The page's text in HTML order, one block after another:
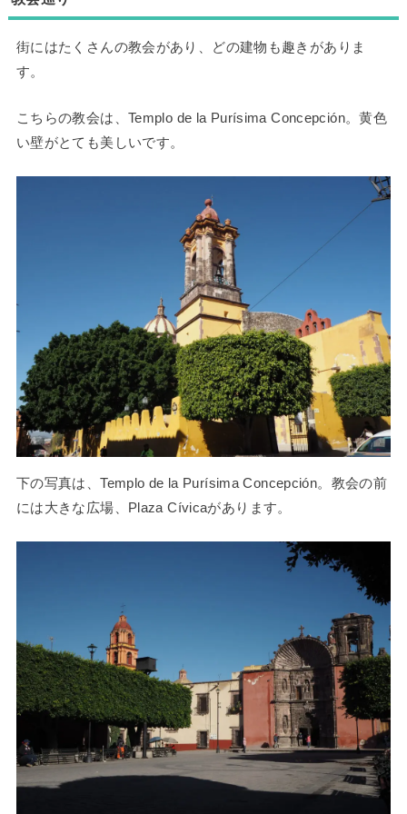
街にはたくさんの教会があり、どの建物も趣きがありま
す。
こちらの教会は、Templo de la Purísima Concepción。黄色
い壁がとても美しいです。
下の写真は、Templo de la Purísima Concepción。教会の前
には大きな広場、Plaza Cívicaがあります。